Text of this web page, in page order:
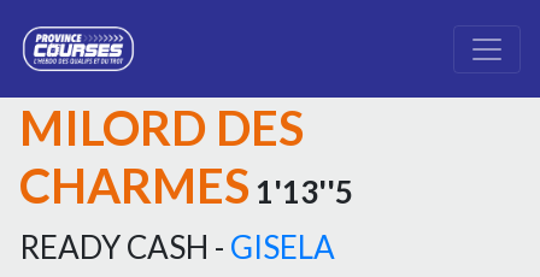
MILORD DES
CHARMES 1'13''5
READY CASH - GISELA